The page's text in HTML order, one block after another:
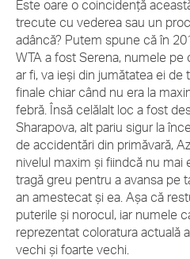
Este oare o coincidență
trecute cu vederea sau un
adâncă? Putem spune că în
WTA a fost Serena, numele
ar fi, va ieși din jumătatea ei de
finale chiar când nu era la
febră. Însă celălalt loc a fost
Sharapova, alt pariu sigur la
de accidentări din primăvară,
nivelul maxim și fiindcă nu mai
tragă greu pentru a avansa pe
an amestecat și ea. Așa că
puterile și norocul, iar numele
reprezentat coloratura actuală
vechi și foarte vechi.